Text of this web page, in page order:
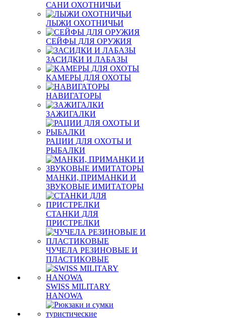
САНИ ОХОТНИЧЬИ
ЛЫЖИ ОХОТНИЧЬИ
СЕЙФЫ ДЛЯ ОРУЖИЯ
ЗАСИДКИ И ЛАБАЗЫ
КАМЕРЫ ДЛЯ ОХОТЫ
НАВИГАТОРЫ
ЗАЖИГАЛКИ
РАЦИИ ДЛЯ ОХОТЫ И
РЫБАЛКИ
МАНКИ, ПРИМАНКИ И
ЗВУКОВЫЕ ИМИТАТОРЫ
СТАНКИ ДЛЯ
ПРИСТРЕЛКИ
ЧУЧЕЛА РЕЗИНОВЫЕ И
ПЛАСТИКОВЫЕ
SWISS MILITARY
HANOWA